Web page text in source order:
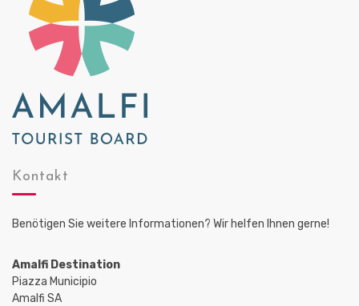
Kontakt
Benötigen Sie weitere Informationen? Wir helfen Ihnen gerne!
Amalfi Destination
Piazza Municipio
Amalfi SA